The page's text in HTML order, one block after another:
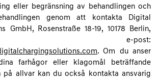
eller begränsning av behandlingen och
genom att kontakta Digital
GmbH, Rosenstraße 18-19, 10178 Berlin,
e-post:
. Om du anser
farhågor eller klagomål beträffande
på allvar kan du också kontakta ansvarig